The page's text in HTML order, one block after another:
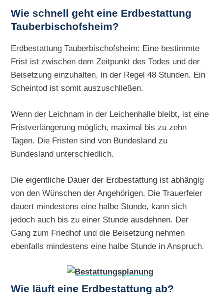
Wie schnell geht eine Erdbestattung
Tauberbischofsheim?
Erdbestattung Tauberbischofsheim: Eine bestimmte
Frist ist zwischen dem Zeitpunkt des Todes und der
Beisetzung einzuhalten, in der Regel 48 Stunden. Ein
Scheintod ist somit auszuschließen.
Wenn der Leichnam in der Leichenhalle bleibt, ist eine
Fristverlängerung möglich, maximal bis zu zehn
Tagen. Die Fristen sind von Bundesland zu
Bundesland unterschiedlich.
Die eigentliche Dauer der Erdbestattung ist abhängig
von den Wünschen der Angehörigen. Die Trauerfeier
dauert mindestens eine halbe Stunde, kann sich
jedoch auch bis zu einer Stunde ausdehnen. Der
Gang zum Friedhof und die Beisetzung nehmen
ebenfalls mindestens eine halbe Stunde in Anspruch.
Wie läuft eine Erdbestattung ab?